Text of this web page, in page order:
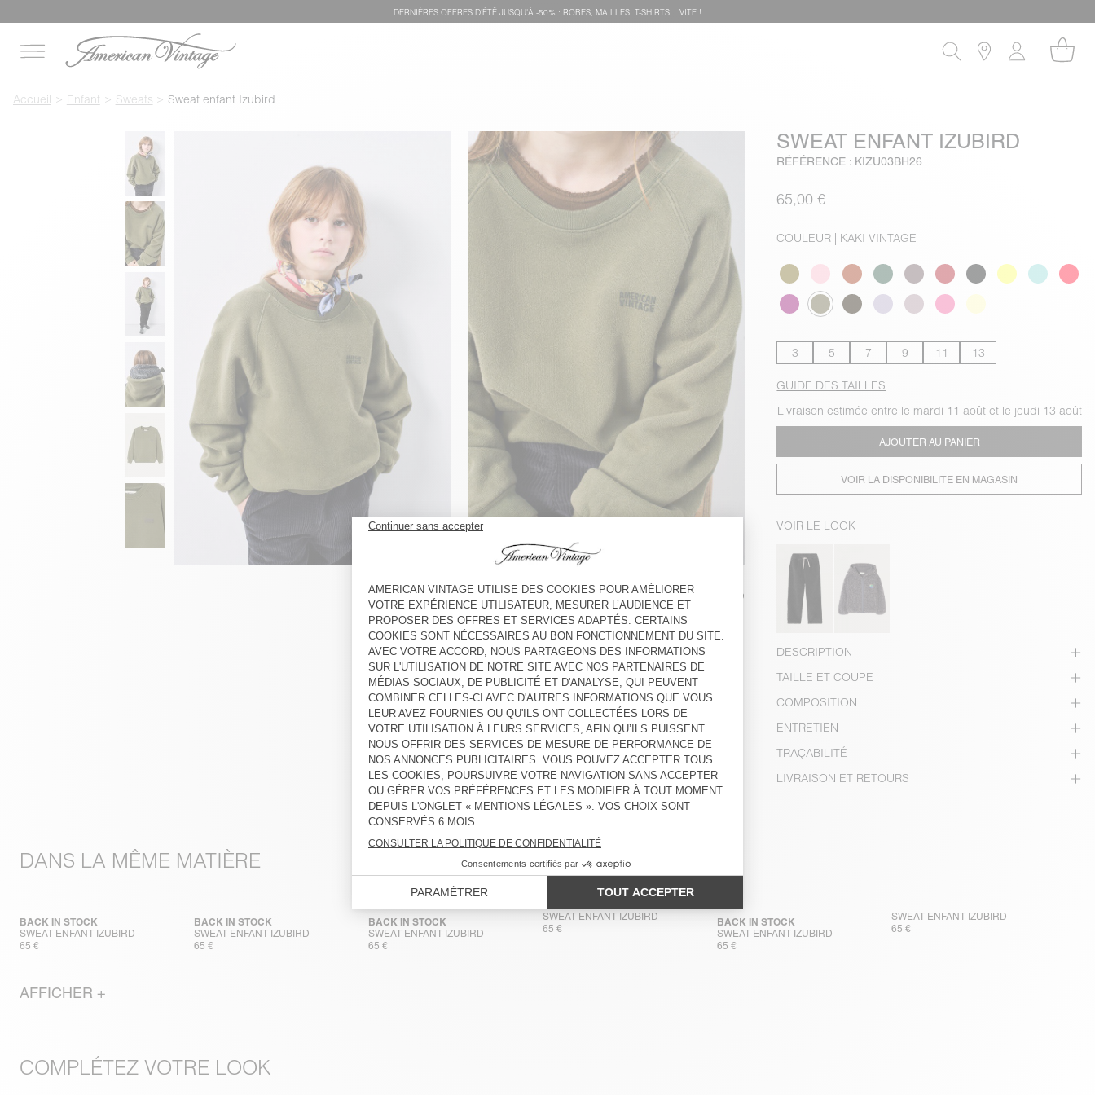
DERNIÈRES OFFRES D'ÉTÊ JUSQU'À -50% : ROBES, MAILLES, T-SHIRTS... VITE !
Accueil Enfant Sweats Sweat enfant Izubird
SWEAT ENFANT IZUBIRD
RÉFÉRENCE : KIZU03BH26
65,00 €
COULEUR | KAKI VINTAGE
3 5 7 9 11 13
GUIDE DES TAILLES
Livraison estimée entre le mardi 11 août et le jeudi 13 août
AJOUTER AU PANIER
VOIR LA DISPONIBILITE EN MAGASIN
VOIR LE LOOK
DESCRIPTION
TAILLE ET COUPE
COMPOSITION
ENTRETIEN
TRAÇABILITÉ
LIVRAISON ET RETOURS
DANS LA MÊME MATIÈRE
SWEAT ENFANT IZUBIRD
BACK IN STOCK
65 €
SWEAT ENFANT IZUBIRD
BACK IN STOCK
65 €
SWEAT ENFANT IZUBIRD
BACK IN STOCK
65 €
SWEAT ENFANT IZUBIRD
65 €
SWEAT ENFANT IZUBIRD
BACK IN STOCK
65 €
SWEAT ENFANT IZUBIRD
65 €
AFFICHER +
COMPLÉTEZ VOTRE LOOK